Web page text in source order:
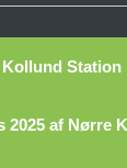
Station
2025 af Nørre